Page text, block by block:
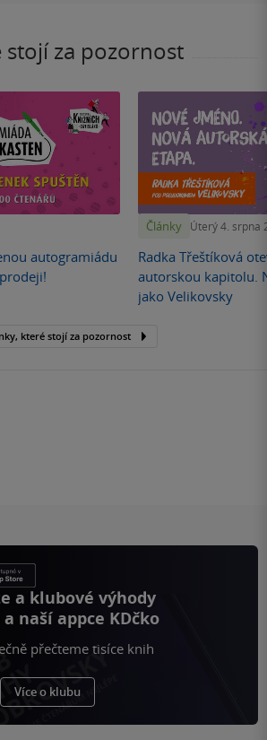
stojí za pozornost
autogramiádu
Články Úterý 4. srpna
Radka Třeštíková
autorskou kapitolu.
jako Velikovsky
které stojí za pozornost
a klubové výhody
naší appce KDčko
přečteme tisíce knih
Více o klubu